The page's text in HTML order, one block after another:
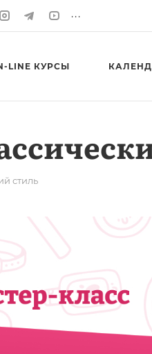
...
LINE КУРСЫ
стиль